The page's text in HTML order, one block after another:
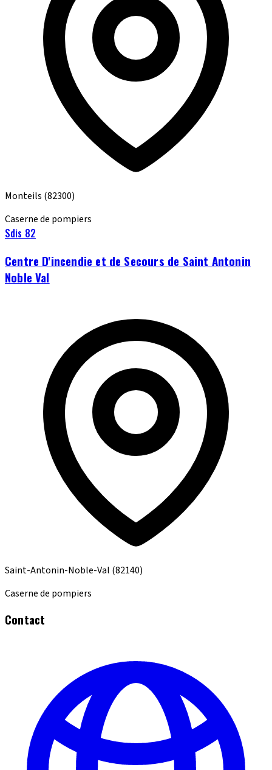
Monteils (82300)
Caserne de pompiers
Sdis 82
Centre D'incendie et de Secours de Saint Antonin
Noble Val
Saint-Antonin-Noble-Val (82140)
Caserne de pompiers
Contact